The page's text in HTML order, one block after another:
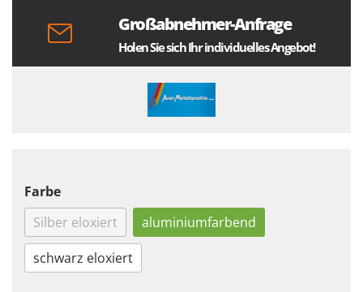
Großabnehmer-Anfrage
Holen Sie sich Ihr individuelles Angebot!
Farbe
Silber eloxiert
aluminiumfarbend
schwarz eloxiert